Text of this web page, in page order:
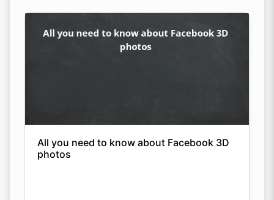
All you need to know about Facebook 3D
photos